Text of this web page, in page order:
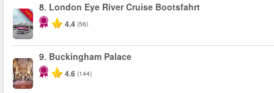
-10%
8. London Eye River Cruise Bootsfahrt
4.4 (56)
9. Buckingham Palace
4.6 (144)